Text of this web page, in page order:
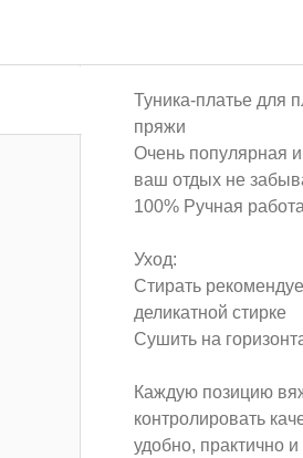
Туника-платье для
пряжи
Очень популярная
ваш отдых не
100% Ручная работа
Уход:
Стирать
деликатной стирке
Сушить на
Каждую позицию
контролировать
удобно, практично